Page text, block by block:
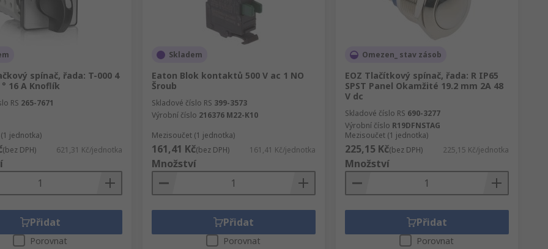
spínač, řada: T-000 4
16 A Knoflík
RS 265-7671
jednotka)
(bez DPH) 621,31 Kč/jednotka
Přidat
Porovnat
Skladem
Eaton Blok kontaktů 500 V ac 1 NO
Šroub
Skladové číslo RS 399-3573
Výrobní číslo 216376 M22-K10
Mezisoučet (1 jednotka)
161,41 Kč(bez DPH) 161,41 Kč/jednotka
Množství
Přidat
Porovnat
Omezen_ stav zásob
EOZ Tlačítkový spínač, řada: R IP65
SPST Panel Okamžité 19.2 mm 2A 48
V dc
Skladové číslo RS 690-3277
Výrobní číslo R19DFNSTAG
Mezisoučet (1 jednotka)
225,15 Kč(bez DPH) 225,15 Kč/jednotka
Množství
Přidat
Porovnat